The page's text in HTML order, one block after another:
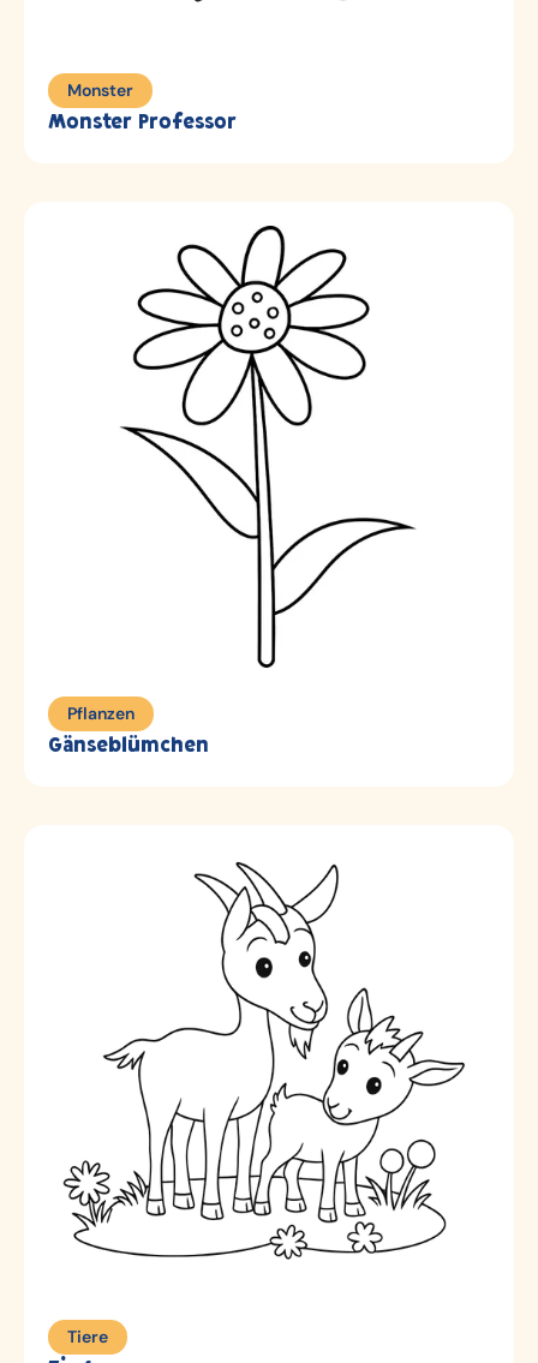
Monster
Monster Professor
Pflanzen
Gänseblümchen
Tiere